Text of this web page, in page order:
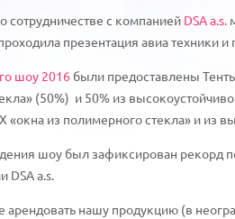
сотрудничестве с компанией DSA a.s.
презентация авиа техники
шоу 2016 были предоставлены
(50%) и 50% из
«окна из полимерного стекла» и из
шоу был зафиксирован рекорд
DSA a.s.
арендовать нашу продукцию (в